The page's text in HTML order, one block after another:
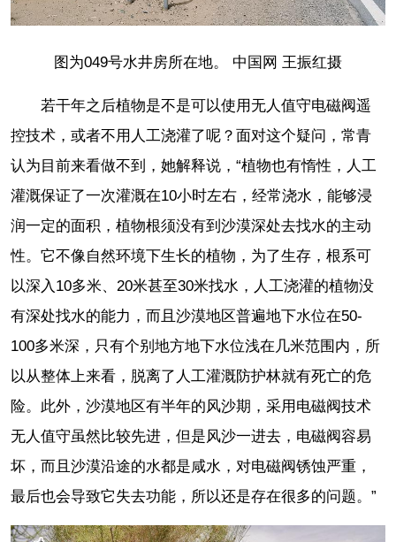
图为049号水井房所在地。 中国网 王振红摄
若干年之后植物是不是可以使用无人值守电磁阀遥
控技术，或者不用人工浇灌了呢？面对这个疑问，常青
认为目前来看做不到，她解释说，“植物也有惰性，人工
灌溉保证了一次灌溉在10小时左右，经常浇水，能够浸
润一定的面积，植物根须没有到沙漠深处去找水的主动
性。它不像自然环境下生长的植物，为了生存，根系可
以深入10多米、20米甚至30米找水，人工浇灌的植物没
有深处找水的能力，而且沙漠地区普遍地下水位在50-
100多米深，只有个别地方地下水位浅在几米范围内，所
以从整体上来看，脱离了人工灌溉防护林就有死亡的危
险。此外，沙漠地区有半年的风沙期，采用电磁阀技术
无人值守虽然比较先进，但是风沙一进去，电磁阀容易
坏，而且沙漠沿途的水都是咸水，对电磁阀锈蚀严重，
最后也会导致它失去功能，所以还是存在很多的问题。”